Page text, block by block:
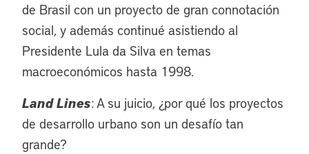
de Brasil con un proyecto de gran connotación
social, y además continué asistiendo al
Presidente Lula da Silva en temas
macroeconómicos hasta 1998.
Land Lines: A su juicio, ¿por qué los proyectos
de desarrollo urbano son un desafío tan
grande?